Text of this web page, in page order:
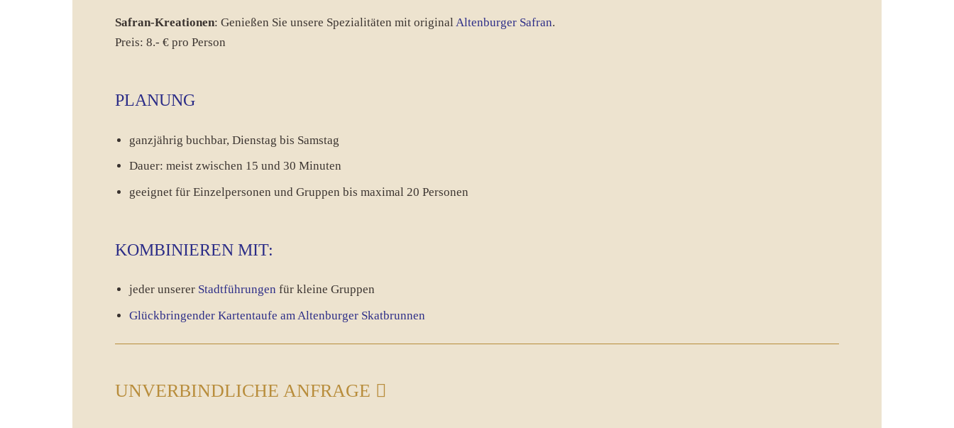
Safran-Kreationen: Genießen Sie unsere Spezialitäten mit originalAltenburger Safran.
Preis: 8.- € pro Person
PLANUNG
ganzjährig buchbar, Dienstag bis Samstag
Dauer: meist zwischen 15 und 30 Minuten
geeignet für Einzelpersonen und Gruppen bis maximal 20 Personen
KOMBINIEREN MIT:
jeder unserer Stadtführungen für kleine Gruppen
Glückbringender Kartentaufe am Altenburger Skatbrunnen
UNVERBINDLICHE ANFRAGE